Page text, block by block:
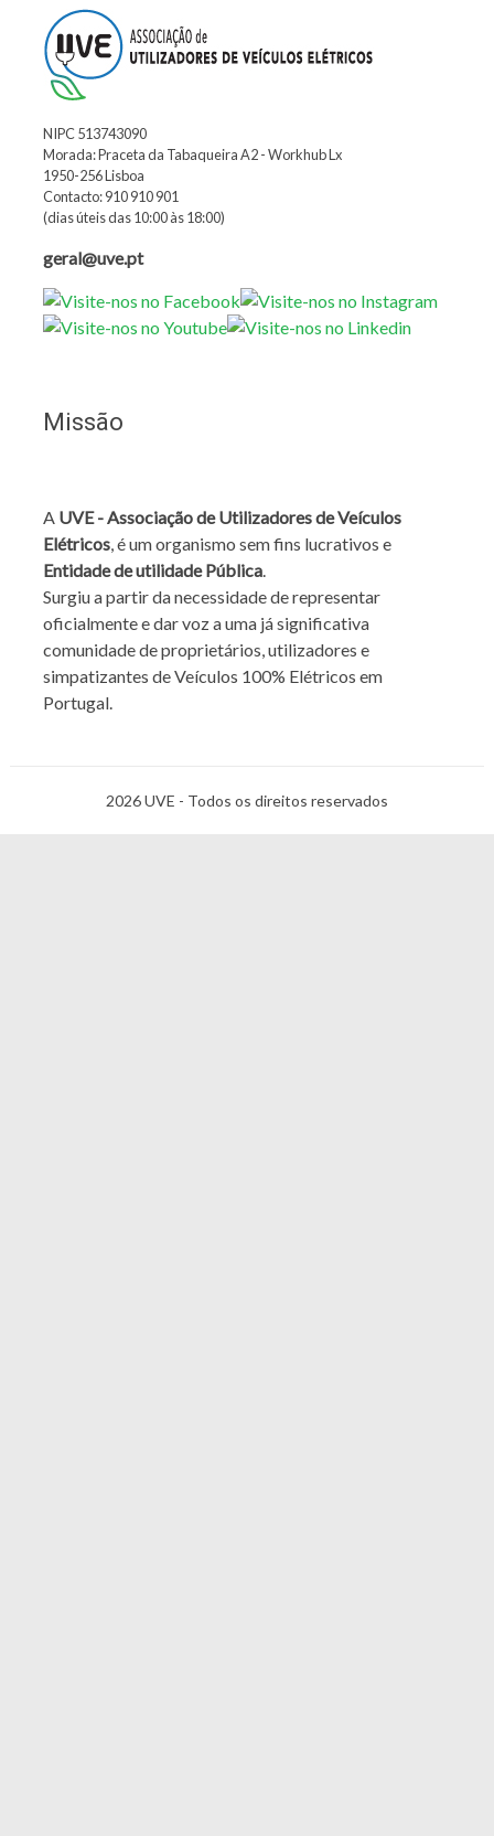
NIPC 513743090
Morada: Praceta da Tabaqueira A2 - Workhub Lx
1950-256 Lisboa
Contacto: 910 910 901
(dias úteis das 10:00 às 18:00)
geral@uve.pt
Missão
A UVE - Associação de Utilizadores de Veículos
Elétricos, é um organismo sem fins lucrativos e
Entidade de utilidade Pública.
Surgiu a partir da necessidade de representar
oficialmente e dar voz a uma já significativa
comunidade de proprietários, utilizadores e
simpatizantes de Veículos 100% Elétricos em
Portugal.
2026 UVE - Todos os direitos reservados